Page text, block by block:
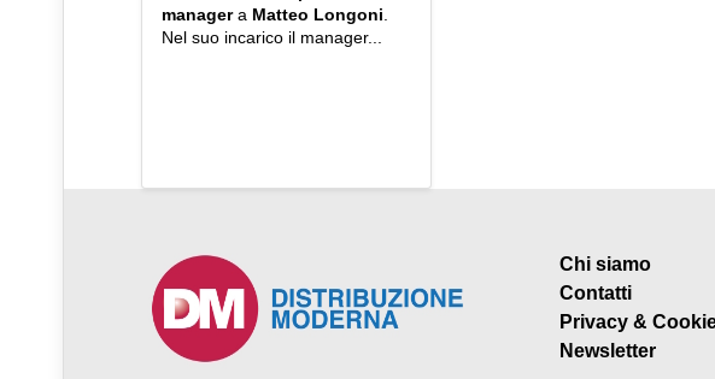
managera Matteo Longoni
Nel suo incarico il manager...
Chi siamo
Contatti
Privacy &
Newsletter